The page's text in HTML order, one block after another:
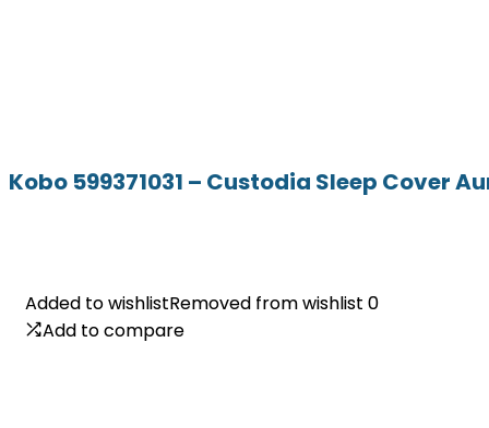
Kobo 599371031 – Custodia Sleep Cover
Added to wishlistRemoved from wishlist 0
Add to compare
Added to wishlistRemoved from wishlist 0
Add to compare